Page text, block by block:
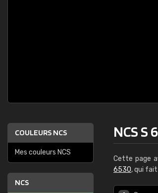
COULEURS NCS
Mes couleurs NCS
NCS
NCS S
Cette page
6530, qui